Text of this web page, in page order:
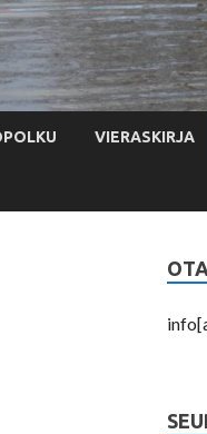
VIERASKIRJA